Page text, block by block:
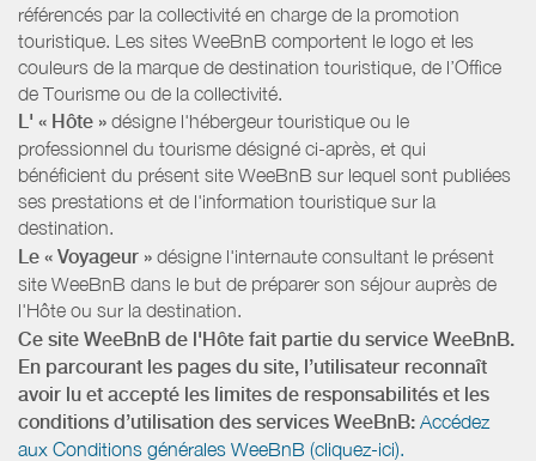
référencés par la collectivité en charge de la promotion
touristique. Les sites WeeBnB comportent le logo et les
couleurs de la marque de destination touristique, de l’Office
de Tourisme ou de la collectivité.
L' « Hôte » désigne l'hébergeur touristique ou le
professionnel du tourisme désigné ci-après, et qui
bénéficient du présent site WeeBnB sur lequel sont publiées
ses prestations et de l'information touristique sur la
destination.
Le « Voyageur » désigne l'internaute consultant le présent
site WeeBnB dans le but de préparer son séjour auprès de
l'Hôte ou sur la destination.
Ce site WeeBnB de l'Hôte fait partie du service WeeBnB.
En parcourant les pages du site, l’utilisateur reconnaît
avoir lu et accepté les limites de responsabilités et les
conditions d’utilisation des services WeeBnB: Accédez
aux Conditions générales WeeBnB (cliquez-ici).